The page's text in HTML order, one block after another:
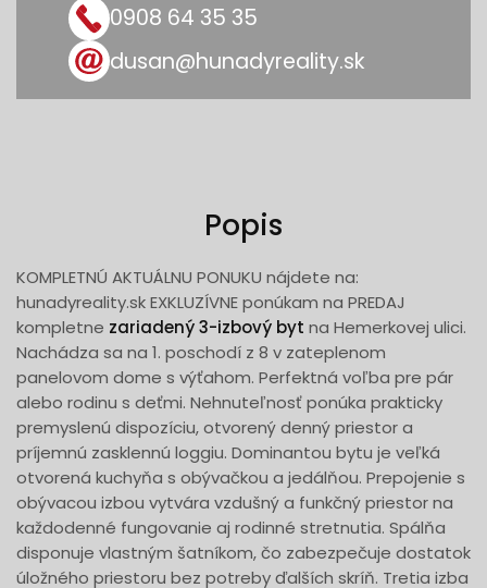
0908 64 35 35
dusan@hunadyreality.sk
Popis
KOMPLETNÚ AKTUÁLNU PONUKU nájdete na:
hunadyreality.sk EXKLUZÍVNE ponúkam na PREDAJ
kompletne zariadený 3-izbový byt na Hemerkovej ulici.
Nachádza sa na 1. poschodí z 8 v zateplenom
panelovom dome s výťahom. Perfektná voľba pre pár
alebo rodinu s deťmi. Nehnuteľnosť ponúka prakticky
premyslenú dispozíciu, otvorený denný priestor a
príjemnú zasklennú loggiu. Dominantou bytu je veľká
otvorená kuchyňa s obývačkou a jedálňou. Prepojenie s
obývacou izbou vytvára vzdušný a funkčný priestor na
každodenné fungovanie aj rodinné stretnutia. Spálňa
disponuje vlastným šatníkom, čo zabezpečuje dostatok
úložného priestoru bez potreby ďalších skríň. Tretia izba